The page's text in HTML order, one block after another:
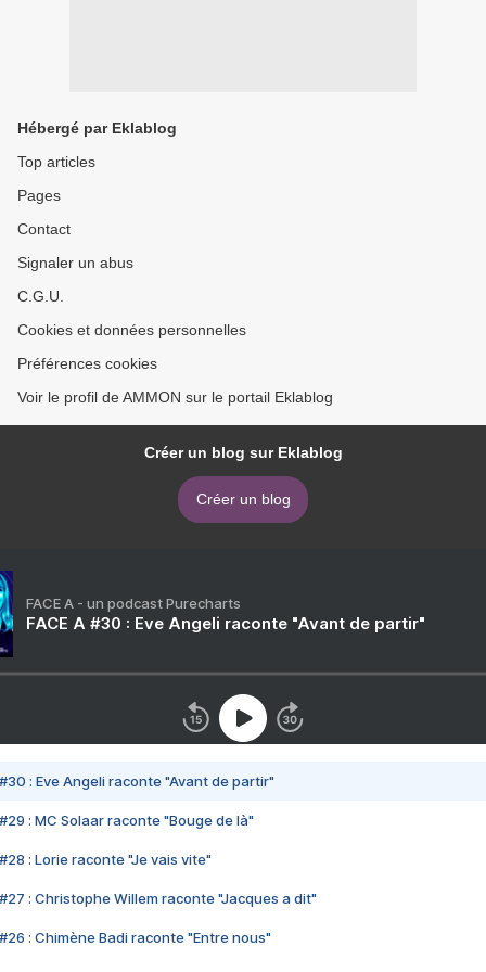
Hébergé par Eklablog
Top articles
Pages
Contact
Signaler un abus
C.G.U.
Cookies et données personnelles
Préférences cookies
Voir le profil de AMMON sur le portail Eklablog
Créer un blog sur Eklablog
Créer un blog
FACE A - un podcast Purecharts
FACE A #30 : Eve Angeli raconte "Avant de partir"
#30 : Eve Angeli raconte "Avant de partir"
#29 : MC Solaar raconte "Bouge de là"
#28 : Lorie raconte "Je vais vite"
#27 : Christophe Willem raconte "Jacques a dit"
#26 : Chimène Badi raconte "Entre nous"